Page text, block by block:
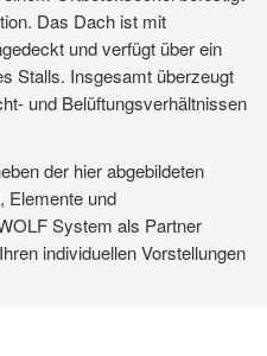
Lüftungsschieber eingebaut.
elektrisch verschoben
Stall stufenlos regulieren.
Bereich der Wand ist das
die Tiere geschützt und
Trapezblech- oder
Ihnen bei der Planung
gerne zur Seite.
Das Dach ist mit
und verfügt über ein
Stalls. Insgesamt überzeugt
und Belüftungsverhältnissen
der hier abgebildeten
Elemente und
System als Partner
individuellen Vorstellungen
Lüftungsschieber eingebaut.
elektrisch verschoben
Stall stufenlos regulieren.
Bereich der Wand ist das
die Tiere geschützt und
Trapezblech- oder
Ihnen bei der Planung
gerne zur Seite.
Das Dach ist mit
und verfügt über ein
Stalls. Insgesamt überzeugt
und Belüftungsverhältnissen
der hier abgebildeten
Elemente und
System als Partner
individuellen Vorstellungen